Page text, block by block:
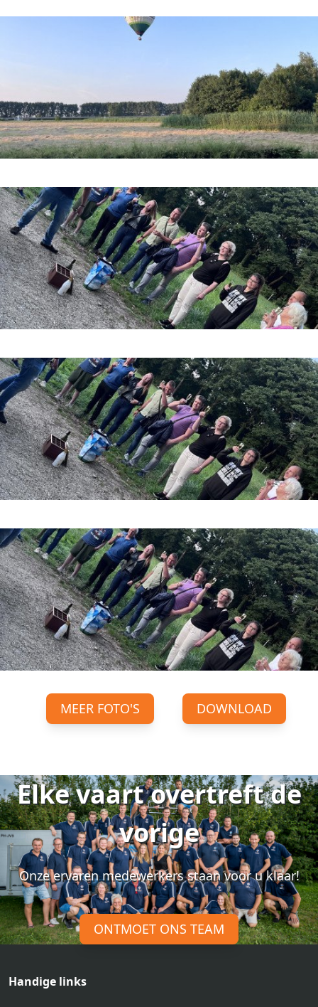
MEER FOTO'S DOWNLOAD
Elke vaart overtreft de
vorige
Onze ervaren medewerkers staan voor u klaar!
ONTMOET ONS TEAM
Handige links